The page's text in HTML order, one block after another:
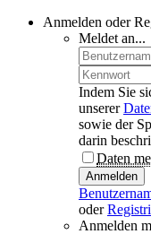
Anmelden oder
Meldet an...
Indem Sie
unserer
sowie der
darin
Daten
Anmelden
oder
Anmelden